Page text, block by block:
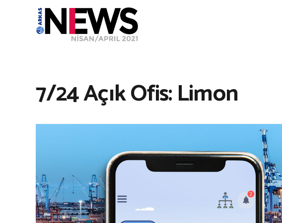
7/24 Açık Ofis: Limon